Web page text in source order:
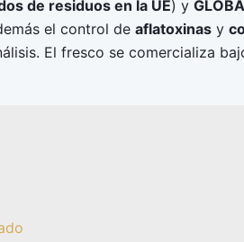
de residuos en la UE) y
el control de aflatoxinas y
El fresco se comercializa